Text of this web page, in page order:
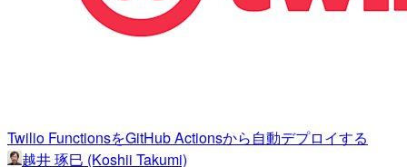
Twilio FunctionsをGitHub Actionsから自動デプロイする
越井 琢巳 (Koshii Takumi)